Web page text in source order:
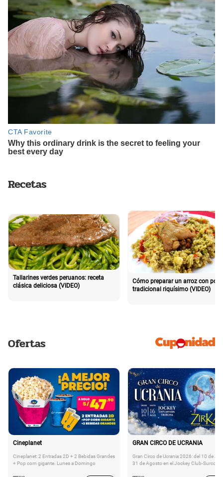
Recetas
Tallarines verdes peruanos: receta
clásica deliciosa (VIDEO)
Cómo preparar un arroz con pollo
tradicional riquísimo (VIDEO)
Ofertas
Cineplanet
Cineplanet: 2 Entradas 2D + 2 Bebidas Grandes
+ Pop corn gigante. Lunes a Domingo
GRAN CIRCO DE UCRANIA
Gran Circo de Ucrania 2026: del 10 de
31 de Agosto en el Jockey Club-Surco